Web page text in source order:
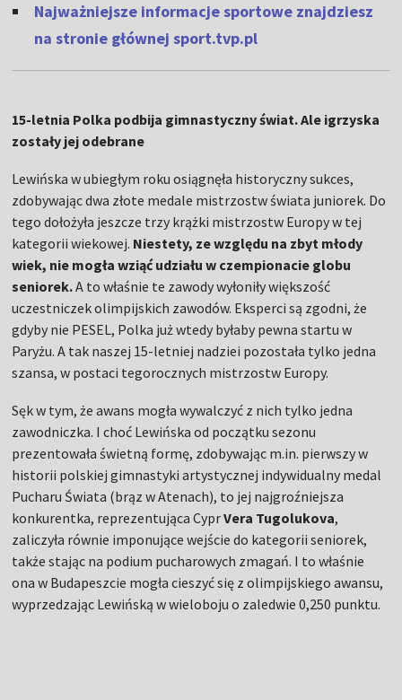
Najważniejsze informacje sportowe znajdziesz
na stronie głównej sport.tvp.pl
15-letnia Polka podbija gimnastyczny świat. Ale igrzyska
zostały jej odebrane
Lewińska w ubiegłym roku osiągnęła historyczny sukces,
zdobywając dwa złote medale mistrzostw świata juniorek. Do
tego dołożyła jeszcze trzy krążki mistrzostw Europy w tej
kategorii wiekowej. Niestety, ze względu na zbyt młody
wiek, nie mogła wziąć udziału w czempionacie globu
seniorek.A to właśnie te zawody wyłoniły większość
uczestniczek olimpijskich zawodów. Eksperci są zgodni, że
gdyby nie PESEL, Polka już wtedy byłaby pewna startu w
Paryżu. A tak naszej 15-letniej nadziei pozostała tylko jedna
szansa, w postaci tegorocznych mistrzostw Europy.
Sęk w tym, że awans mogła wywalczyć z nich tylko jedna
zawodniczka. I choć Lewińska od początku sezonu
prezentowała świetną formę, zdobywając m.in. pierwszy w
historii polskiej gimnastyki artystycznej indywidualny medal
Pucharu Świata (brąz w Atenach), to jej najgroźniejsza
konkurentka, reprezentująca CyprVera Tugolukova,
zaliczyła równie imponujące wejście do kategorii seniorek,
także stając na podium pucharowych zmagań. I to właśnie
ona w Budapeszcie mogła cieszyć się z olimpijskiego awansu,
wyprzedzając Lewińską w wieloboju o zaledwie 0,250 punktu.